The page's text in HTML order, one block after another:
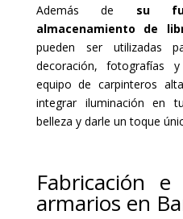
Además de su
almacenamiento de
pueden ser utilizadas
decoración, fotografías
equipo de carpinteros
integrar iluminación en
belleza y darle un toque
Fabricación
armarios en